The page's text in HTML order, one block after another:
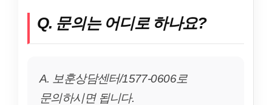
Q. 문의는 어디로 하나요?
A. 보훈상담센터/1577-0606로
문의하시면 됩니다.